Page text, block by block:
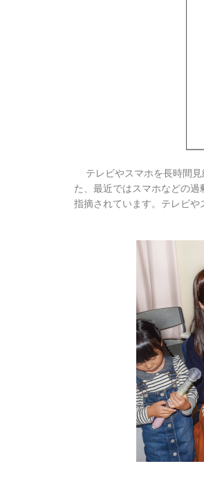
テレビやスマホを長時間見
た、最近ではスマホなどの
指摘されています。テレビや